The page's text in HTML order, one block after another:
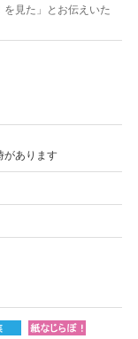
見た」とお伝えいた
があります